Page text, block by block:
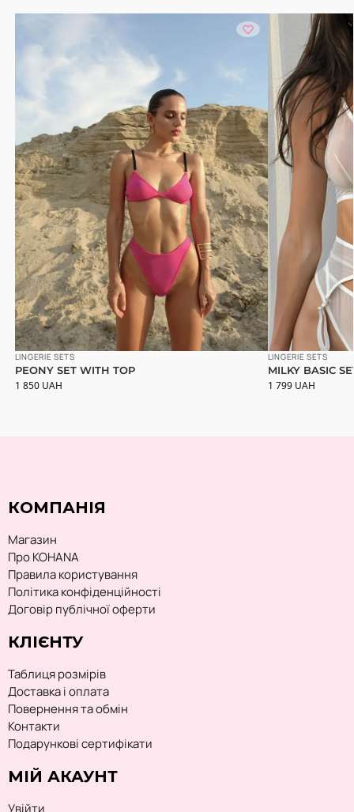
LINGERIE SETS
PEONY SET WITH TOP
1 850 UAH
LINGERIE SETS
MILKY BASIC
1 799 UAH
КОМПАНІЯ
Магазин
Про KOHANA
Правила користування
Політика конфіденційності
Договір публічної оферти
КЛІЄНТУ
Таблиця розмірів
Доставка і оплата
Повернення та обмін
Контакти
Подарункові сертифікати
МІЙ АКАУНТ
Увійти